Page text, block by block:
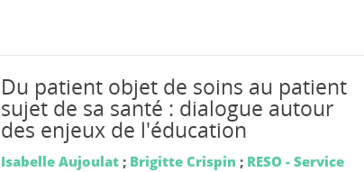
Du patient objet de soins au patient
sujet de sa santé : dialogue autour
des enjeux de l'éducation
Isabelle Aujoulat; Brigitte Crispin ; RESO - Service